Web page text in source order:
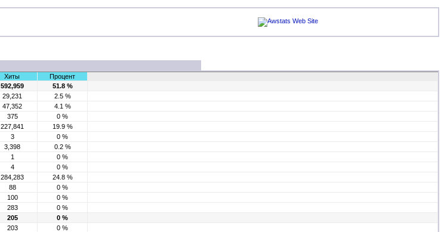
Хиты
Процент
592,959
51.8 %
29,231
2.5 %
47,352
4.1 %
375
0 %
227,841
19.9 %
3
0 %
3,398
0.2 %
1
0 %
4
0 %
284,283
24.8 %
88
0 %
100
0 %
283
0 %
205
0 %
203
0 %